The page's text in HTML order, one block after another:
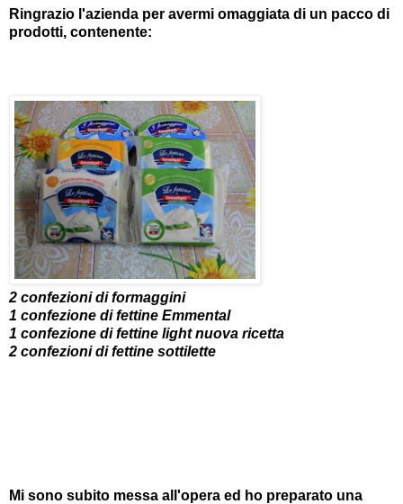
Ringrazio l'azienda per avermi omaggiata di un pacco di
prodotti, contenente:
2 confezioni di formaggini
1 confezione di fettine Emmental
1 confezione di fettine light nuova ricetta
2 confezioni di fettine sottilette
Mi sono subito messa all'opera ed ho preparato una